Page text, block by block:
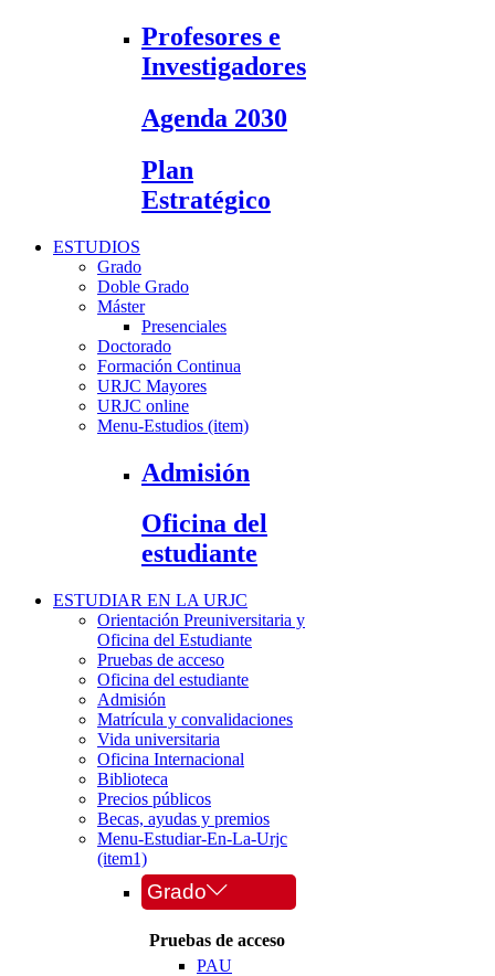
Profesores e
Investigadores
Agenda 2030
Plan
Estratégico
ESTUDIOS
Grado
Doble Grado
Máster
Presenciales
Doctorado
Formación Continua
URJC Mayores
URJC online
Menu-Estudios (item)
Admisión
Oficina del
estudiante
ESTUDIAR EN LA URJC
Orientación Preuniversitaria y
Oficina del Estudiante
Pruebas de acceso
Oficina del estudiante
Admisión
Matrícula y convalidaciones
Vida universitaria
Oficina Internacional
Biblioteca
Precios públicos
Becas, ayudas y premios
Menu-Estudiar-En-La-Urjc
(item1)
Grado
Pruebas de acceso
PAU